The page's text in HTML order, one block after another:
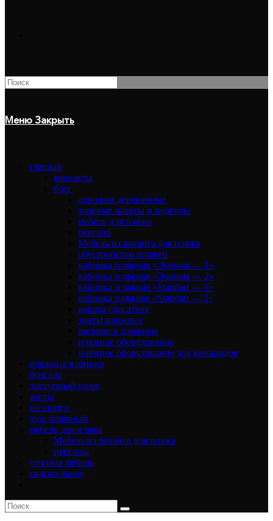
Поиск
на
Меню Закрыть
главная
контакты
блог
дорожки деревянные
теневые навесы и перголы
мебель для пляжа
бунгало
Мебель из ротанга для пляжа
обустройство пляжей
кабинка пляжная «Эконом — 1»
кабинка пляжная «Эконом — 2»
кабинка пляжная «Standart — 1»
кабинка пляжная «Standart — 2»
вышка спасателя
зонты пляжные
шезлонги пляжные
пляжное оборудование
пляжное оборудование для инвалидов
пляжные кабинки
бунгало
доступный пляж
зонты
шезлонги
душ пляжный
мебель для пляжа
Мебель из ротанга для пляжа
перголы
уличная мебель
спасательное